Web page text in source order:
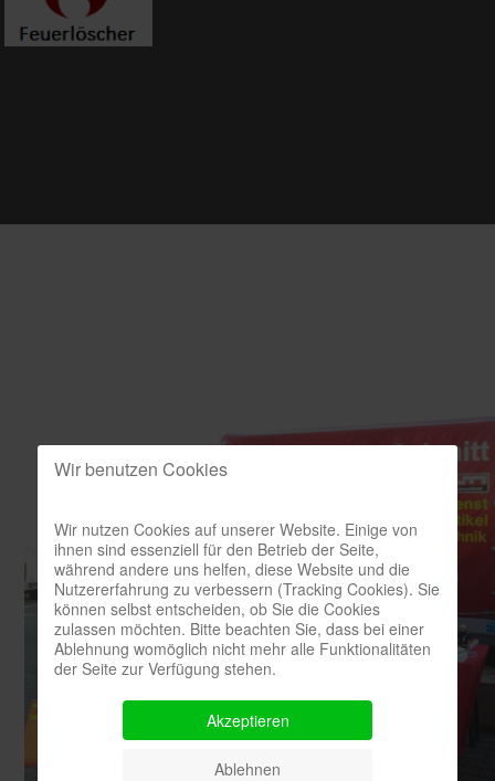
Wir benutzen Cookies
Wir nutzen Cookies auf unserer Website. Einige von
ihnen sind essenziell für den Betrieb der Seite,
während andere uns helfen, diese Website und die
Nutzererfahrung zu verbessern (Tracking Cookies). Sie
können selbst entscheiden, ob Sie die Cookies
zulassen möchten. Bitte beachten Sie, dass bei einer
Ablehnung womöglich nicht mehr alle Funktionalitäten
der Seite zur Verfügung stehen.
Akzeptieren
Ablehnen